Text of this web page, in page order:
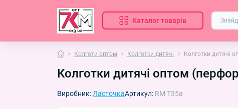
Каталог товарів
Колготи оптом Колготки дитячі Колготки дитячі
Колготки дитячі оптом
Виробник:ЛасточкаАртикул: RM T35a